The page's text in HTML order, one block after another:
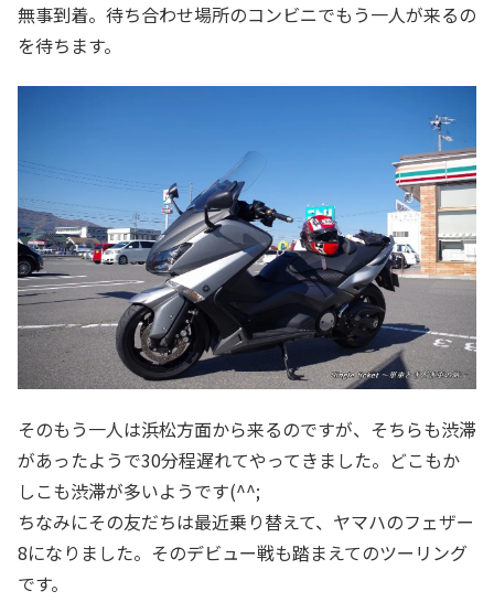
無事到着。待ち合わせ場所のコンビニでもう一人が来るの
を待ちます。
そのもう一人は浜松方面から来るのですが、そちらも渋滞
があったようで30分程遅れてやってきました。どこもか
しこも渋滞が多いようです(^^;
ちなみにその友だちは最近乗り替えて、ヤマハのフェザー
8になりました。そのデビュー戦も踏まえてのツーリング
です。